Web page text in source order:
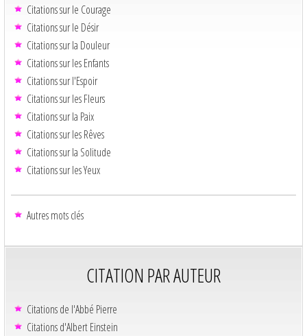
Citations sur le Courage
Citations sur le Désir
Citations sur la Douleur
Citations sur les Enfants
Citations sur l'Espoir
Citations sur les Fleurs
Citations sur la Paix
Citations sur les Rêves
Citations sur la Solitude
Citations sur les Yeux
Autres mots clés
CITATION PAR AUTEUR
Citations de l'Abbé Pierre
Citations d'Albert Einstein